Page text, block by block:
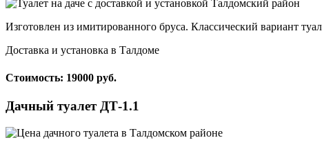
Изготовлен из имитированного бруса. Классический вариант
Доставка и установка в Талдоме
Стоимость: 19000 руб.
Дачный туалет ДТ-1.1